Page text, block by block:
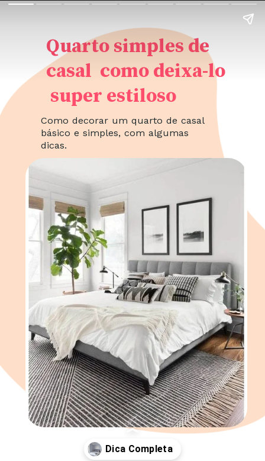
Como decorar um quarto de casal
básico e simples, com algumas
dicas.
Quarto simples de
casal como deixa-lo
super estiloso